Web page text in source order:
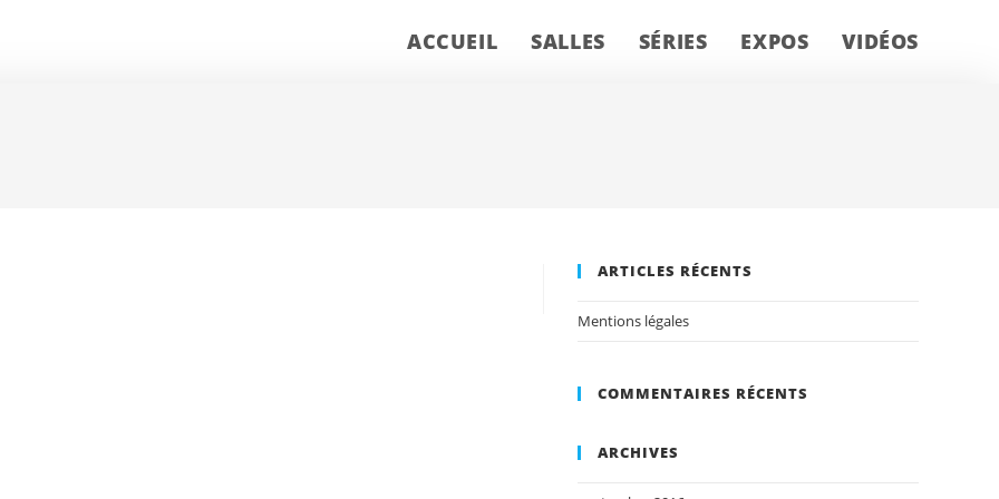
ACCUEIL SALLES SÉRIES EXPOS VIDÉOS
ARTICLES RÉCENTS
Mentions légales
COMMENTAIRES RÉCENTS
ARCHIVES